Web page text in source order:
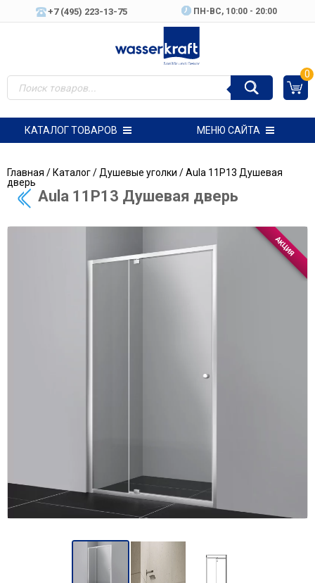
+7 (495) 223-13-75 ПН-ВC, 10:00 - 20:00
0
КАТАЛОГ ТОВАРОВ МЕНЮ САЙТА
Главная /Каталог/ Душевые уголки / Aula 11P13 Душевая
дверь
Aula 11P13 Душевая дверь